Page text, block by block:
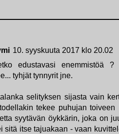
10. syyskuuta 2017 klo 20.02
edustavasi enemmistöä
tyhjät tynnyrit jne.
selityksen sijasta vain
tekee puhujan
syytävän öykkärin, joka on
sitä itse tajuakaan - vaan